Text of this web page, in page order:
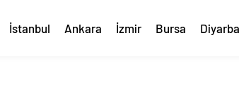
İstanbul Ankara İzmir Bursa